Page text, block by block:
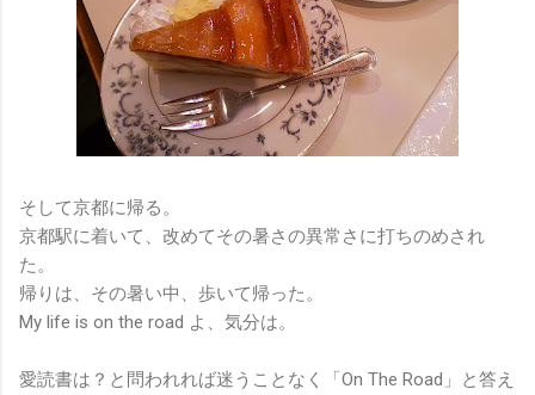
そして京都に帰る。
京都駅に着いて、改めてその暑さの異常さに打ちのめされ
た。
帰りは、その暑い中、歩いて帰った。
My life is on the road よ、気分は。
愛読書は？と問われれば迷うことなく「On The Road」と答え